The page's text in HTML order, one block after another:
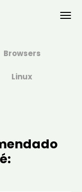
Browsers
Linux